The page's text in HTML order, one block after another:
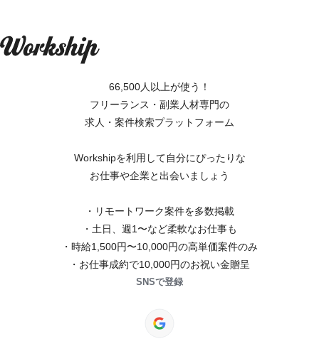
66,500人以上が使う！
フリーランス・副業人材専門の
求人・案件検索プラットフォーム
Workshipを利用して自分にぴったりな
お仕事や企業と出会いましょう
・リモートワーク案件を多数掲載
・土日、週1〜など柔軟なお仕事も
・時給1,500円〜10,000円の高単価案件のみ
・お仕事成約で10,000円のお祝い金贈呈
SNSで登録